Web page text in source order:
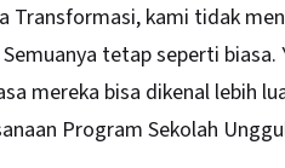
Transformasi, kami tidak
tetap seperti
mereka bisa dikenal lebih
Program Sekolah